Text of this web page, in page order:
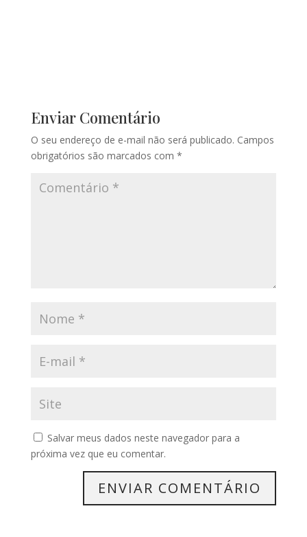
Enviar Comentário
O seu endereço de e-mail não será publicado. Campos
obrigatórios são marcados com *
Salvar meus dados neste navegador para a
próxima vez que eu comentar.